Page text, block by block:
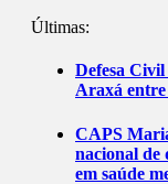
Últimas:
Defesa
Araxá entre
CAPS
nacional de
em saúde